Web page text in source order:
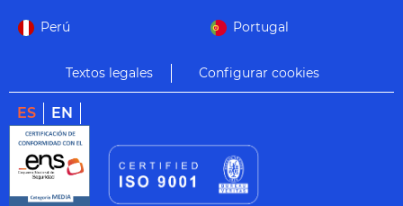
Perú Portugal
Textos legales Configurar cookies
ES EN